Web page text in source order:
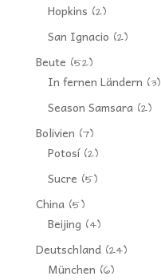
Hopkins (2)
San Ignacio (2)
Beute (52)
In fernen Ländern (3)
Season Samsara(2)
Bolivien (7)
Potosí(2)
Sucre (5)
China(5)
Beijing (4)
Deutschland(24)
München (6)